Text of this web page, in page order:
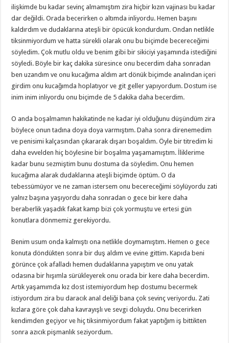
ilişkimde bu kadar sevinç almamıştım zira hiçbir kızın vajinası bu kadar
dar değildi. Orada becerirken o altımda inliyordu. Hemen başını
kaldırdım ve dudaklarına ateşli bir öpücük kondurdum. Ondan netlikle
tiksinmiyordum ve hatta sürekli olarak onu bu biçimde becereceğimi
söyledim. Çok mutlu oldu ve benim gibi bir sikiciyi yaşamında istediğini
söyledi. Böyle bir kaç dakika süresince onu becerdim daha sonradan
ben uzandım ve onu kucağıma aldım art dönük biçimde analından içeri
girdim onu kucağımda hoplatıyor ve git geller yapıyordum. Dostum ise
inim inim inliyordu onu biçimde de 5 dakika daha becerdim.
O anda boşalmamın hakikatinde ne kadar iyi olduğunu düşündüm zira
böylece onun tadına doya doya varmıştım. Daha sonra direnemedim
ve penisimi kalçasından çıkararak dışarı boşaldım. Öyle bir titredim ki
daha evvelden hiç böylesine bir boşalma yaşamamıştım. İliklerime
kadar bunu sezmiştim bunu dostuma da söyledim. Onu hemen
kucağıma alarak dudaklarına ateşli biçimde öptüm. O da
tebessümüyor ve ne zaman istersem onu becereceğimi söylüyordu zati
yalnız başına yaşıyordu daha sonradan o gece bir kere daha
beraberlik yaşadık fakat kamp bizi çok yormuştu ve ertesi gün
konutlara dönmemiz gerekiyordu.
Benim usum onda kalmıştı ona netlikle doymamıştım. Hemen o gece
konuta döndükten sonra bir duş aldım ve evine gittim. Kapıda beni
görünce çok afalladı hemen dudaklarına yapıştım ve onu yatak
odasına bir hışımla sürükleyerek onu orada bir kere daha becerdim.
Artık yaşamımda kız dost istemiyordum hep dostumu becermek
istiyordum zira bu daracık anal deliği bana çok sevinç veriyordu. Zati
kızlara göre çok daha kavrayışlı ve sevgi doluydu. Onu becerirken
kendimden geçiyor ve hiç tiksinmiyordum fakat yaptığım iş bittikten
sonra azıcık pişmanlık seziyordum.